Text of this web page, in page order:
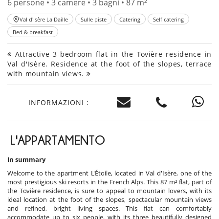
6 persone • 3 camere • 3 bagni • 87 m²
Val d'Isère La Daille Sulle piste Catering
Self catering
Bed & breakfast
Attractive 3-bedroom flat in the Tovière residence in
Val d'Isère. Residence at the foot of the slopes, terrace
with mountain views.
INFORMAZIONI :
L'APPARTAMENTO
In summary
Welcome to the apartment L'Étoile, located in Val d'Isère, one of the
most prestigious ski resorts in the French Alps. This 87 m² flat, part of
the Tovière residence, is sure to appeal to mountain lovers, with its
ideal location at the foot of the slopes, spectacular mountain views
and refined, bright living spaces. This flat can comfortably
accommodate up to six people, with its three beautifully designed